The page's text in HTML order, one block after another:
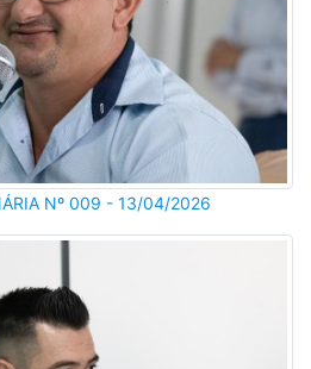
Nº 009 - 13/04/2026